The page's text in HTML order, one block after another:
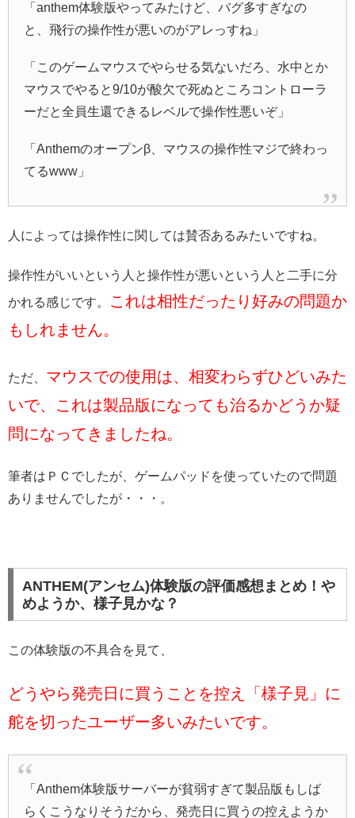
「anthem体験版やってみたけど、バグ多すぎなの
と、飛行の操作性が悪いのがアレっすね」
「このゲームマウスでやらせる気ないだろ、水中とか
マウスでやると9/10が酸欠で死ぬところコントローラ
ーだと全員生還できるレベルで操作性悪いぞ」
「Anthemのオープンβ、マウスの操作性マジで終わっ
てるwww」
人によっては操作性に関しては賛否あるみたいですね。
操作性がいいという人と操作性が悪いという人と二手に分
かれる感じです。
これは相性だったり好みの問題か
もしれません。
ただ、 マウスでの使用は、相変わらずひどいみた
いで、これは製品版になっても治るかどうか疑
問になってきましたね。
筆者はＰＣでしたが、ゲームパッドを使っていたので問題
ありませんでしたが・・・。
ANTHEM(アンセム)体験版の評価感想まとめ！や
めようか、様子見かな？
この体験版の不具合を見て、
どうやら発売日に買うことを控え「様子見」に
舵を切ったユーザー多いみたいです。
「Anthem体験版サーバーが貧弱すぎて製品版もしば
らくこうなりそうだから、発売日に買うの控えようか